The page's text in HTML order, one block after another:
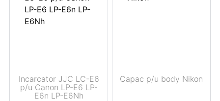
Incarcator JJC LC-E6
p/u Canon LP-E6 LP-
E6n LP-E6Nh
Capac p/u body Nikon